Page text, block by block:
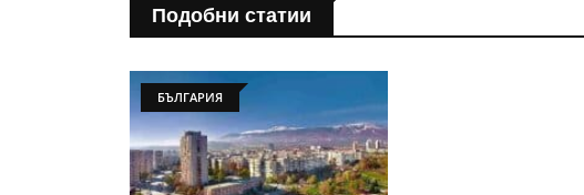
Подобни статии
БЪЛГАРИЯ